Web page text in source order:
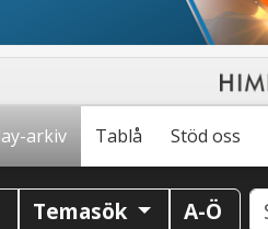
arkiv Tablå Stöd oss
Temasök A-Ö